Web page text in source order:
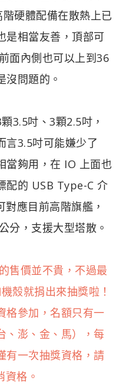
硬體配備在散熱上已
是相當友善，頂部可
面內側也可以上到36
沒問題的。
3.5吋、3顆2.5吋，
言3.5吋可能嫌少了
當夠用，在 IO 上面也
配的 USB Type-C 介
應目前高階旗艦，
分，支援大型塔散。
售價並不貴，不過最
殼就捐出來抽獎啦！
格參加，名額只有一
、澎、金、馬），每
有一次抽獎資格，請
格。